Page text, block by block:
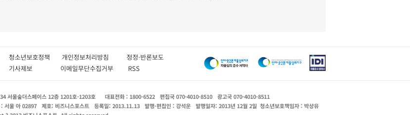
청소년보호정책 개인정보처리방침 정정·반론보도
기사제보 이메일무단수집거부 RSS
서울숲더스페이스 12층 1201호-1203호 대표전화 : 1800-6522 편집국 070-4010-8510
광고국 070-4010-8511
: 서울 아 02897 제호: 비즈니스포스트 등록일: 2013.11.13 발행·편집인 : 강석운 발행일자: 2013년 12월 2일 청소년보호책임자 : 박상유